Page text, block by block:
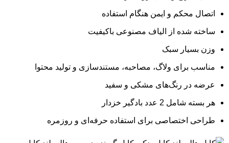
اتصال محکم و ایمن هنگام استفاده
ساخته شده از الیاف مصنوعی باکیفیت
وزن بسیار سبک
مناسب برای ولاگ، مصاحبه، مستندسازی و تولید محتوا
عرضه در رنگ‌های مشکی و سفید
هر بسته شامل 2 عدد بادگیر خزدار
طراحی اختصاصی برای استفاده حرفه‌ای و روزمره